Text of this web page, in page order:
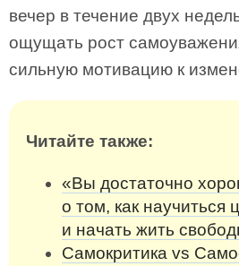
вечер в течение двух
ощущать рост
сильную мотивацию к
Читайте также:
«Вы достаточно
о том, как научиться
и начать жить
Самокритика vs